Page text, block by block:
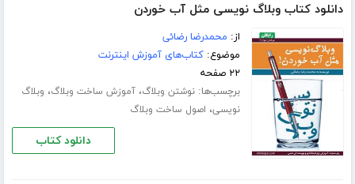
دانلود کتاب وبلاگ نویسی مثل آب خوردن
از: محمدرضا رضائی
موضوع:کتاب‌های آموزش اینترنت
۲۲ صفحه
برچسب‌ها:نوشتن وبلاگ،آموزش ساخت وبلاگ، وبلاگ
نویسی، اصول ساخت وبلاگ
دانلود کتاب